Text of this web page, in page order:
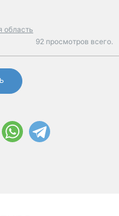
область
92 просмотров всего.